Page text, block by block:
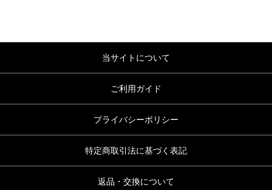
当サイトについて
ご利用ガイド
プライバシーポリシー
特定商取引法に基づく表記
返品・交換について